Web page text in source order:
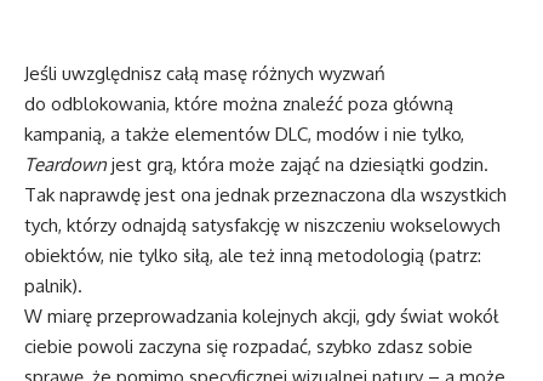
Jeśli uwzględnisz całą masę różnych wyzwań
do odblokowania, które można znaleźć poza główną
kampanią, a także elementów DLC, modów i nie tylko,
Teardown jest grą, która może zająć na dziesiątki godzin.
Tak naprawdę jest ona jednak przeznaczona dla wszystkich
tych, którzy odnajdą satysfakcję w niszczeniu wokselowych
obiektów, nie tylko siłą, ale też inną metodologią (patrz:
palnik).
W miarę przeprowadzania kolejnych akcji, gdy świat wokół
ciebie powoli zaczyna się rozpadać, szybko zdasz sobie